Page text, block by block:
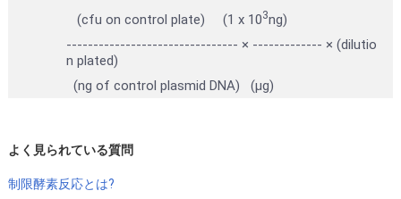
(cfu on control plate) (1 x 103ng)
-------------------------------- × ------------- × (dilutio
n plated)
(ng of control plasmid DNA) (μg)
よく見られている質問
制限酵素反応とは?